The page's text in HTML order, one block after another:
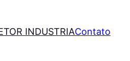
INDUSTRIAContato